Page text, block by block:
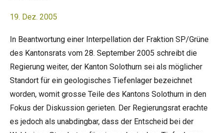
19. Dez. 2005
In Beantwortung einer Interpellation der Fraktion SP/Grüne
des Kantonsrats vom 28. September 2005 schreibt die
Regierung weiter, der Kanton Solothurn sei als möglicher
Standort für ein geologisches Tiefenlager bezeichnet
worden, womit grosse Teile des Kantons Solothurn in den
Fokus der Diskussion gerieten. Der Regierungsrat erachte
es jedoch als unabdingbar, dass der Entscheid bei der